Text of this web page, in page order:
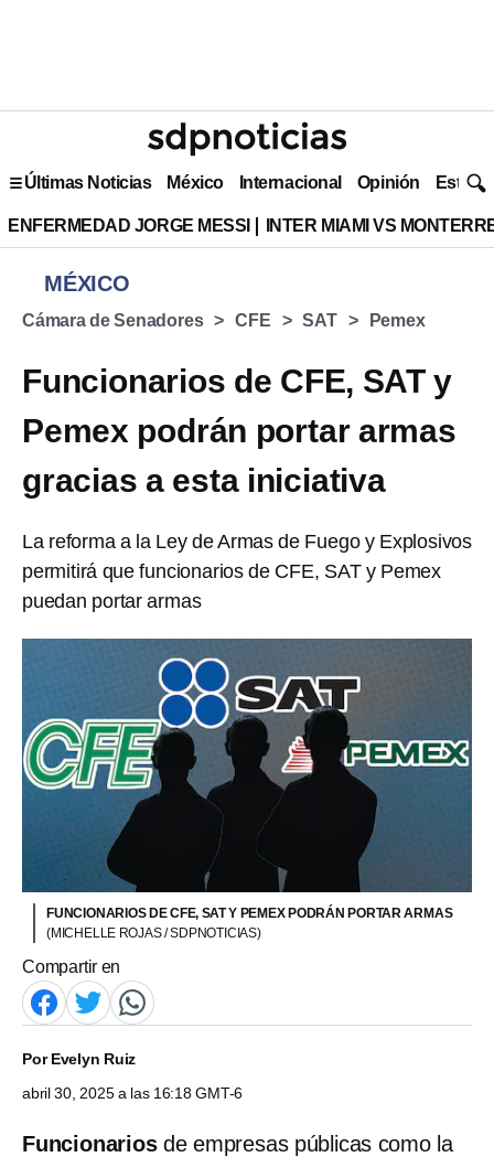
Últimas Noticias México Internacional Opinión Estilo
ENFERMEDAD JORGE MESSI INTER MIAMI VS
MÉXICO
Cámara de Senadores CFE SAT Pemex
Funcionarios de CFE, SAT y
Pemex podrán portar armas
gracias a esta iniciativa
La reforma a la Ley de Armas de Fuego y Explosivos
permitirá que funcionarios de CFE, SAT y Pemex
puedan portar armas
FUNCIONARIOS DE CFE, SAT Y PEMEX PODRÁN PORTAR ARMAS
(MICHELLE ROJAS / SDPNOTICIAS)
Compartir en
PorEvelyn Ruiz
abril 30, 2025 a las 16:18 GMT-6
Funcionariosde empresas públicas como la